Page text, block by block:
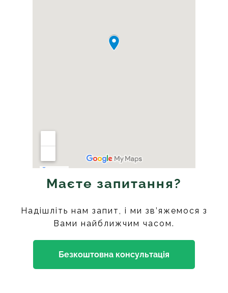
Маєте запитання?
Надішліть нам запит, і ми зв’яжемося з
Вами найближчим часом.
Безкоштовна консультація